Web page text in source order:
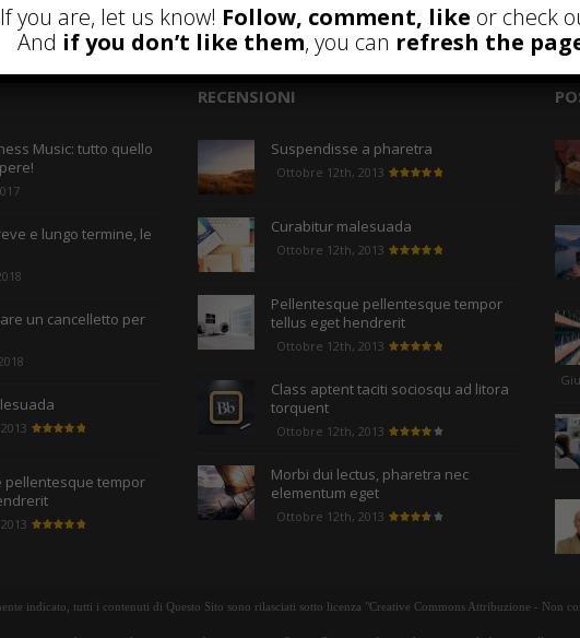
Music: tutto quello
e lungo termine, le
un cancelletto per
pellentesque tempor
RECENSIONI
Suspendisse a pharetra
Ottobre 12th, 2013
Curabitur malesuada
Ottobre 12th, 2013
Pellentesque pellentesque tempor
tellus eget hendrerit
Ottobre 12th, 2013
Class aptent taciti sociosqu ad litora
torquent
Ottobre 12th, 2013
Morbi dui lectus, pharetra nec
elementum eget
Ottobre 12th, 2013
indicato, tutti i contenuti di Questo Sito sono rilasciati sotto licenza "Creative Commons Attribuzione - Non
If you are, let us know! Follow, comment, like or check
And if you don’t like them, you can refresh the